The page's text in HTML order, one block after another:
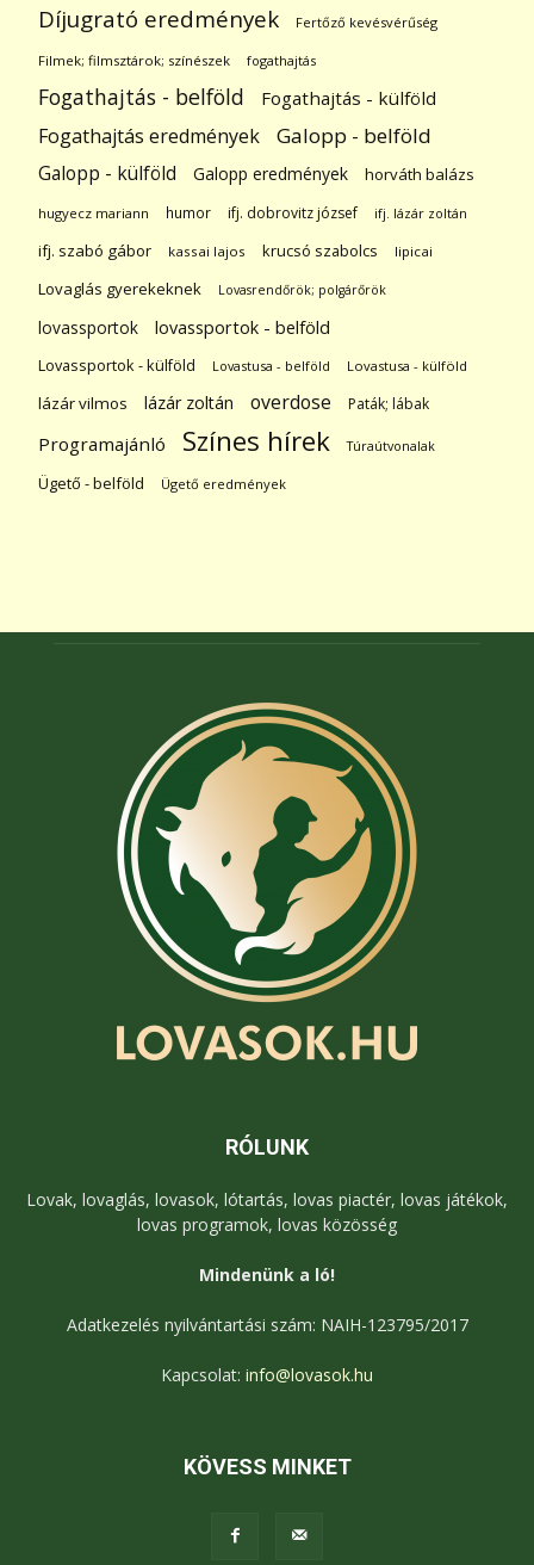
Díjugrató eredmények Fertőző kevésvérűség
Filmek; filmsztárok; színészek fogathajtás
Fogathajtás - belföld Fogathajtás - külföld
Fogathajtás eredmények Galopp - belföld
Galopp - külföld Galopp eredmények horváth balázs
hugyecz mariann humor ifj. dobrovitz józsef ifj. lázár zoltán
ifj. szabó gábor kassai lajos krucsó szabolcs lipicai
Lovaglás gyerekeknek Lovasrendőrök; polgárőrök
lovassportok lovassportok - belföld
Lovassportok - külföld Lovastusa - belföld Lovastusa - külföld
lázár vilmos lázár zoltán overdose Paták; lábak
Programajánló Színes hírek Túraútvonalak
Ügető - belföld Ügető eredmények
RÓLUNK
Lovak, lovaglás, lovasok, lótartás, lovas piactér, lovas játékok,
lovas programok, lovas közösség
Mindenünk a ló!
Adatkezelés nyilvántartási szám: NAIH-123795/2017
Kapcsolat: info@lovasok.hu
KÖVESS MINKET